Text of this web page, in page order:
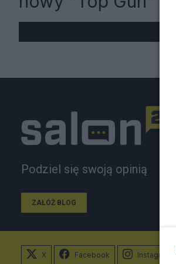
Podziel się swoją opinią
ZAŁÓŻ BLOG
X Facebook Instagram